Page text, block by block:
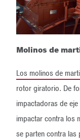
Molinos de
Los molinos de
rotor giratorio. De
impactadoras de
impactar contra los
se parten contra las